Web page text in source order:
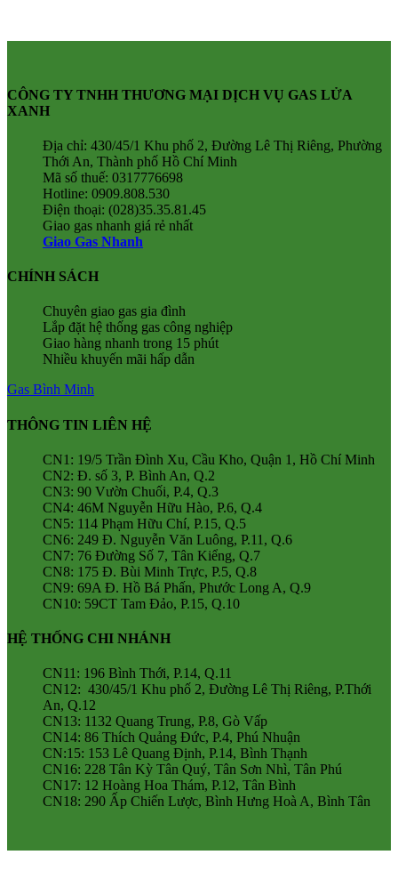
CÔNG TY TNHH THƯƠNG MẠI DỊCH VỤ GAS LỬA
XANH
Địa chỉ: 430/45/1 Khu phố 2, Đường Lê Thị Riêng, Phường
Thới An, Thành phố Hồ Chí Minh
Mã số thuế: 0317776698
Hotline: 0909.808.530
Điện thoại: (028)35.35.81.45
Giao gas nhanh giá rẻ nhất
Giao Gas Nhanh
CHÍNH SÁCH
Chuyên giao gas gia đình
Lắp đặt hệ thống gas công nghiệp
Giao hàng nhanh trong 15 phút
Nhiều khuyến mãi hấp dẫn
Gas Bình Minh
THÔNG TIN LIÊN HỆ
CN1: 19/5 Trần Đình Xu, Cầu Kho, Quận 1, Hồ Chí Minh
CN2: Đ. số 3, P. Bình An, Q.2
CN3: 90 Vườn Chuối, P.4, Q.3
CN4: 46M Nguyễn Hữu Hào, P.6, Q.4
CN5: 114 Phạm Hữu Chí, P.15, Q.5
CN6: 249 Đ. Nguyễn Văn Luông, P.11, Q.6
CN7: 76 Đường Số 7, Tân Kiểng, Q.7
CN8: 175 Đ. Bùi Minh Trực, P.5, Q.8
CN9: 69A Đ. Hồ Bá Phấn, Phước Long A, Q.9
CN10: 59CT Tam Đảo, P.15, Q.10
HỆ THỐNG CHI NHÁNH
CN11: 196 Bình Thới, P.14, Q.11
CN12: 430/45/1 Khu phố 2, Đường Lê Thị Riêng, P.Thới
An, Q.12
CN13: 1132 Quang Trung, P.8, Gò Vấp
CN14: 86 Thích Quảng Đức, P.4, Phú Nhuận
CN:15: 153 Lê Quang Định, P.14, Bình Thạnh
CN16: 228 Tân Kỳ Tân Quý, Tân Sơn Nhì, Tân Phú
CN17: 12 Hoàng Hoa Thám, P.12, Tân Bình
CN18: 290 Ấp Chiến Lược, Bình Hưng Hoà A, Bình Tân